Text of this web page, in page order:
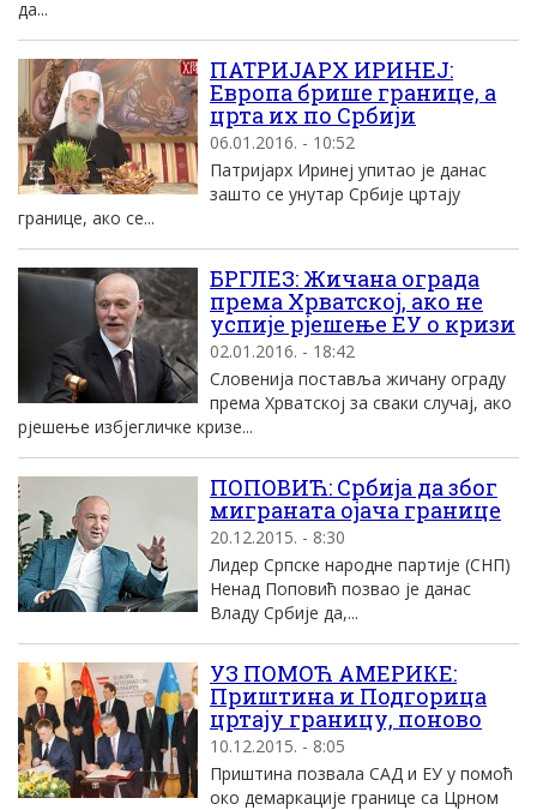
да...
ПАТРИЈАРХ ИРИНЕЈ:
Eвропа брише границе, а
црта их по Србиjи
06.01.2016. - 10:52
Патриjарх Иринеj упитао jе данас
зашто се унутар Србиjе цртаjу
границе, ако се...
БРГЛЕЗ: Жичана ограда
према Хрватској, ако не
успије рјешење ЕУ о кризи
02.01.2016. - 18:42
Словенија поставља жичану ограду
према Хрватској за сваки случај, ако
рјешење избјегличке кризе...
ПОПОВИЋ: Србија да због
миграната ојача границе
20.12.2015. - 8:30
Лидер Српске народне партије (СНП)
Ненад Поповић позвао је данас
Владу Србије да,...
УЗ ПОМОЋ АМЕРИКЕ:
Приштина и Подгорица
цртају границу, поново
10.12.2015. - 8:05
Приштина позвала САД и ЕУ у помоћ
око демаркације границе са Црном